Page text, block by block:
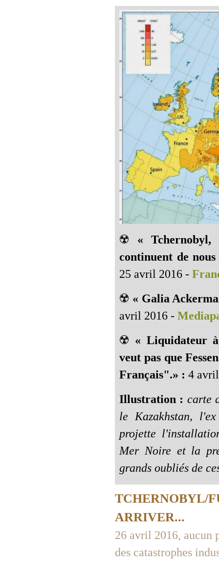
☢️ «
continuent de
25 avril 2016 -
☢️ « Galia
avril 2016 -
☢️ « Liquidateur
veut pas que
Français".» : 4
Illustration : carte
le Kazakhstan,
projette
Mer Noire et la
grands oubliés de
TCHERNOBYL/
ARRIVER...
26 avril 2016, aucun
des catastrophes